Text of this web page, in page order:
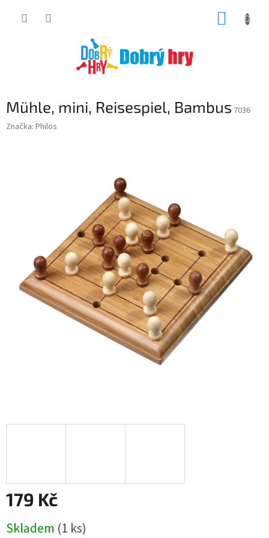
Mühle, mini, Reisespiel, Bambus 7036
Značka: Philos
179 Kč
cena:
Skladem (1 ks)